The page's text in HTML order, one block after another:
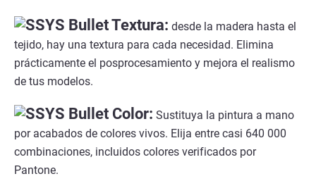
Textura: desde la madera hasta el
tejido, hay una textura para cada necesidad. Elimina
prácticamente el posprocesamiento y mejora el realismo
de tus modelos.
Color: Sustituya la pintura a mano
por acabados de colores vivos. Elija entre casi 640 000
combinaciones, incluidos colores verificados por
Pantone.